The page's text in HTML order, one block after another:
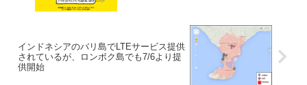
インドネシアのバリ島でLTEサービス提供
されているが、ロンボク島でも7/6より提
供開始